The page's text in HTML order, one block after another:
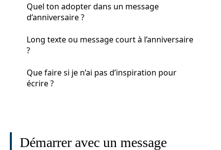
Quel ton adopter dans un message
d’anniversaire ?
Long texte ou message court à l’anniversaire
?
Que faire si je n’ai pas d’inspiration pour
écrire ?
Démarrer avec un message